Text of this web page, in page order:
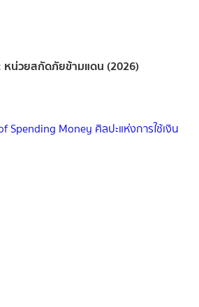
หน่วยสกัดภัยข้ามแดน (2026)